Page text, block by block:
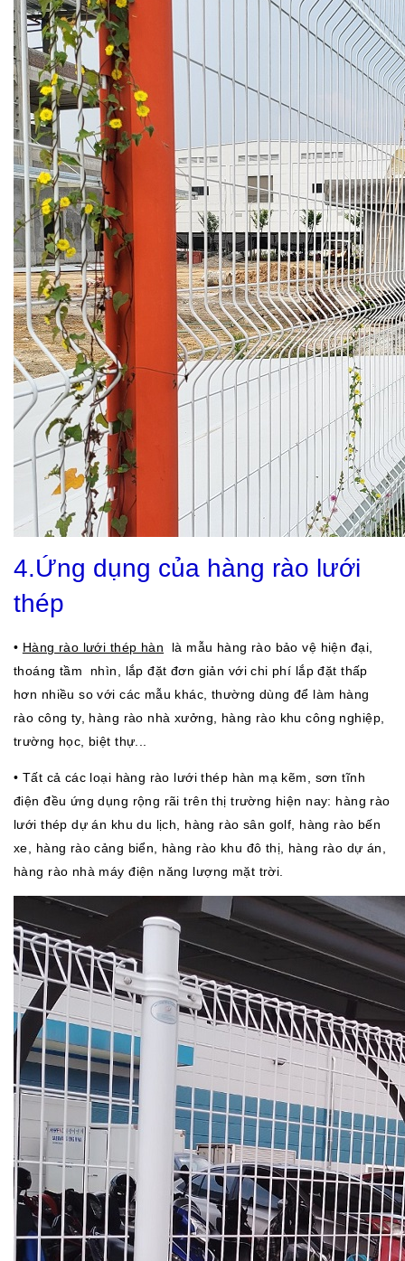
4.Ứng dụng của hàng rào lưới
thép
• Hàng rào lưới thép hàn là mẫu hàng rào bảo vệ hiện đại,
thoáng tầm nhìn, lắp đặt đơn giản với chi phí lắp đặt thấp
hơn nhiều so với các mẫu khác, thường dùng để làm hàng
rào công ty, hàng rào nhà xưởng, hàng rào khu công nghiệp,
trường học, biệt thự...
• Tất cả các loại hàng rào lưới thép hàn mạ kẽm, sơn tĩnh
điện đều ứng dụng rộng rãi trên thị trường hiện nay: hàng rào
lưới thép dự án khu du lịch, hàng rào sân golf, hàng rào bến
xe, hàng rào cảng biển, hàng rào khu đô thị, hàng rào dự án,
hàng rào nhà máy điện năng lượng mặt trời.